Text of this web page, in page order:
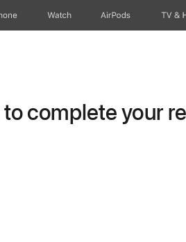
Watch AirPods TV &
complete your